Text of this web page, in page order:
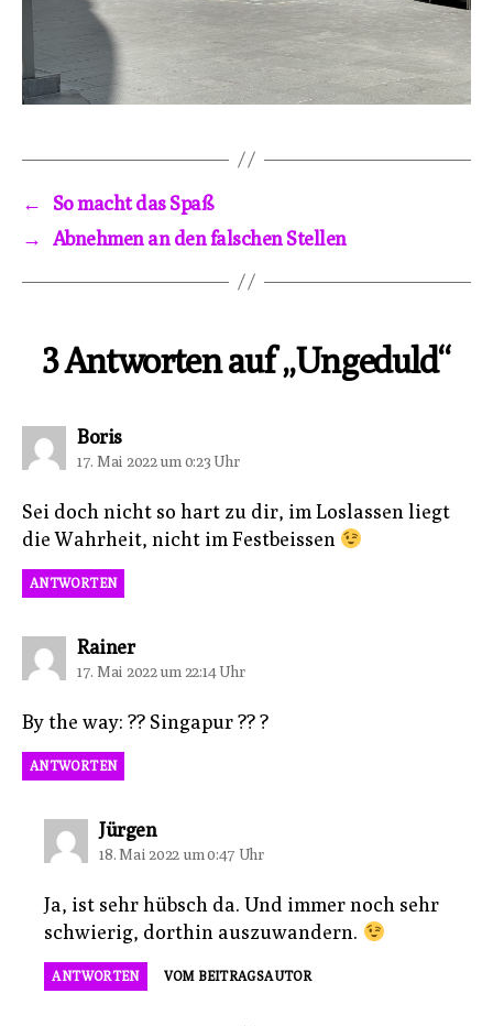
←
So macht das Spaß
→
Abnehmen an den falschen Stellen
3 Antworten auf „Ungeduld“
Borissagt:
17. Mai 2022 um 0:23 Uhr
Sei doch nicht so hart zu dir, im Loslassen liegt
die Wahrheit, nicht im Festbeissen
ANTWORTEN
Rainersagt:
17. Mai 2022 um 22:14 Uhr
By the way: ?? Singapur ?? ?
ANTWORTEN
Jürgensagt:
18. Mai 2022 um 0:47 Uhr
Ja, ist sehr hübsch da. Und immer noch sehr
schwierig, dorthin auszuwandern.
ANTWORTEN VOM BEITRAGSAUTOR